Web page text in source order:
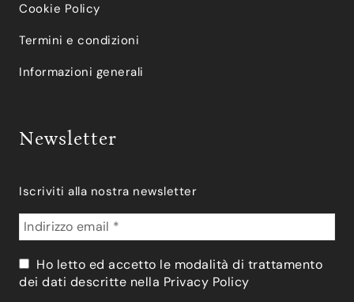
Cookie Policy
Termini e condizioni
Informazioni generali
Newsletter
Iscriviti alla nostra newsletter
Ho letto ed accetto le modalità di trattamento
dei dati descritte nella Privacy Policy